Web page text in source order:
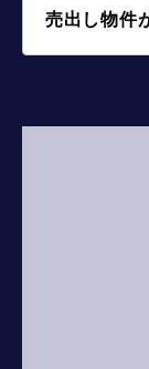
売出し物件